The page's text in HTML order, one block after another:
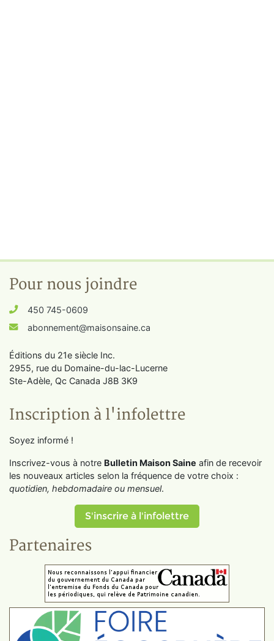
Pour nous joindre
450 745-0609
abonnement@maisonsaine.ca
Éditions du 21e siècle Inc.
2955, rue du Domaine-du-lac-Lucerne
Ste-Adèle, Qc Canada J8B 3K9
Inscription à l'infolettre
Soyez informé !
Inscrivez-vous à notre Bulletin Maison Saine afin de recevoir
les nouveaux articles selon la fréquence de votre choix :
quotidien, hebdomadaire ou mensuel.
S'inscrire à l'infolettre
Partenaires